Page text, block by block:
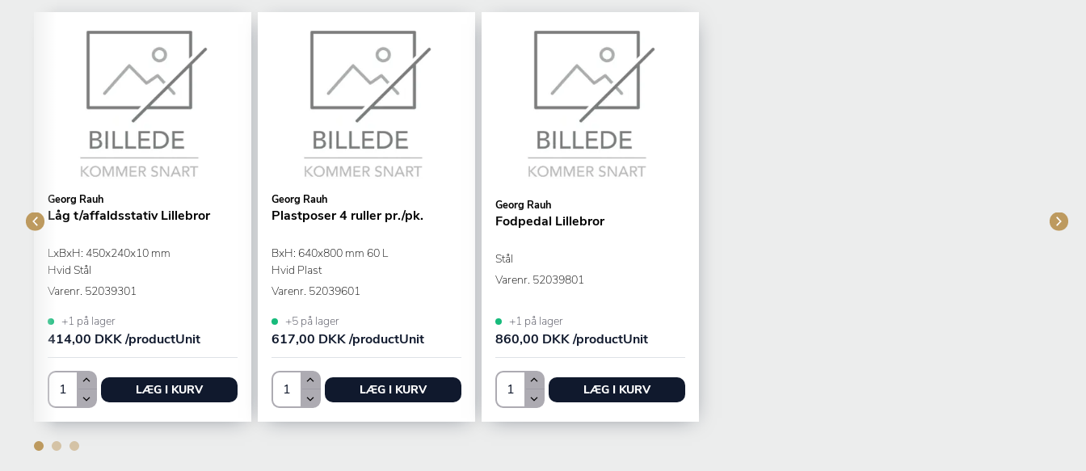
Georg Rauh
Låg t/affaldsstativ Lillebror
LxBxH: 450x240x10 mm
Hvid Stål
Varenr. 52039301
+1 på lager
414,00 DKK /productUnit
LÆG I KURV
Georg Rauh
Plastposer 4 ruller pr./pk.
BxH: 640x800 mm 60 L
Hvid Plast
Varenr. 52039601
+5 på lager
617,00 DKK /productUnit
LÆG I KURV
Georg Rauh
Fodpedal Lillebror
Stål
Varenr. 52039801
+1 på lager
860,00 DKK /productUnit
LÆG I KURV